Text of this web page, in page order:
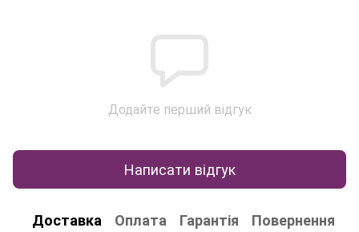
Додайте перший відгук
Написати відгук
Доставка Оплата Гарантія Повернення